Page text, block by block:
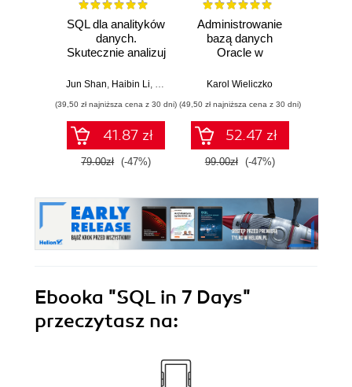
SQL dla analityków
danych.
Skutecznie analizuj
wartościowe
zaawansowany
SQL na potrzeby
praktycznych
zastosowań.
Wydanie IV
Jun Shan, Haibin Li, Matt Goldwasser, Upom Malik
(39,50 zł najniższa cena z 30 dni)
41.87 zł
79.00zł (-47%)
Administrowanie
bazą danych
Oracle w
Karol Wieliczko
(49,50 zł najniższa cena z 30 dni)
52.47 zł
99.00zł (-47%)
Ebooka "SQL in 7 Days"
przeczytasz na: